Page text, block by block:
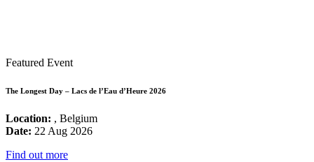
Featured Event
The Longest Day – Lacs de l’Eau d’Heure 2026
Location: , Belgium
Date: 22 Aug 2026
Find out more